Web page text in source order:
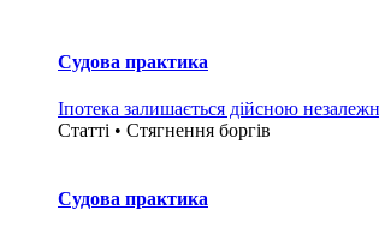
Судова практика
Іпотека залишається дійсною
Статті • Стягнення боргiв
Судова практика